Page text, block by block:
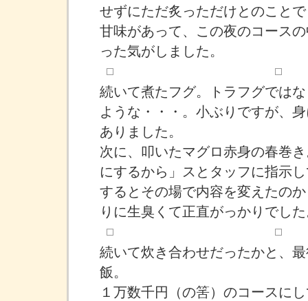
せずにただ炙っただけとのこと
甘味があって、この夜のコース
った気がしました。
続いて煮たフグ。トラフグでは
ような・・・。小ぶりですが、
ありました。
次に、叩いたマグロ赤身の春巻
にするから」スとタッフに指示
するとその場で内容を変えたの
りに生臭くて正直がっかりでし
続いて炊き合わせだったかと、
飯。
１万数千円（の筈）のコースに